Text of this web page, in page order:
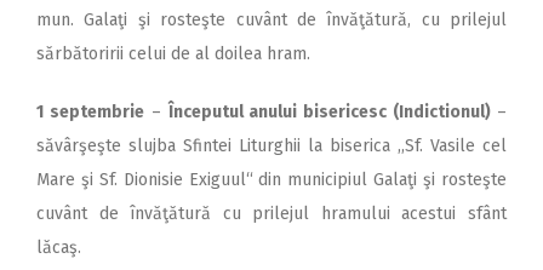
mun. Galaţi şi rosteşte cuvânt de învăţătură, cu prilejul
sărbătoririi celui de al doilea hram.
1 septembrie– Începutul anului bisericesc (Indictionul) –
săvârşeşte slujba Sfintei Liturghii la biserica ,,Sf. Vasile cel
Mare şi Sf. Dionisie Exiguul“ din municipiul Galaţi şi rosteşte
cuvânt de învăţătură cu prilejul hramului acestui sfânt
lăcaş.